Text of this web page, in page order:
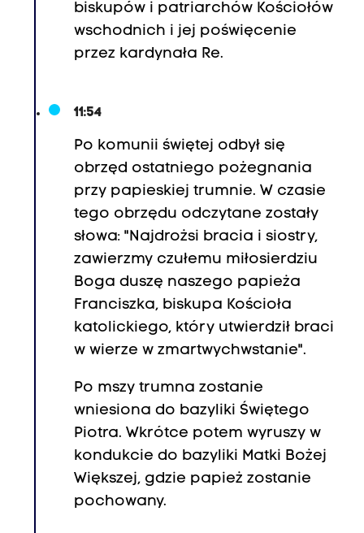
biskupów i patriarchów Kościołów
wschodnich i jej poświęcenie
przez kardynała Re.
11:54
Po komunii świętej odbył się
obrzęd ostatniego pożegnania
przy papieskiej trumnie. W czasie
tego obrzędu odczytane zostały
słowa: "Najdrożsi bracia i siostry,
zawierzmy czułemu miłosierdziu
Boga duszę naszego papieża
Franciszka, biskupa Kościoła
katolickiego, który utwierdził braci
w wierze w zmartwychwstanie".
Po mszy trumna zostanie
wniesiona do bazyliki Świętego
Piotra. Wkrótce potem wyruszy w
kondukcie do bazyliki Matki Bożej
Większej, gdzie papież zostanie
pochowany.